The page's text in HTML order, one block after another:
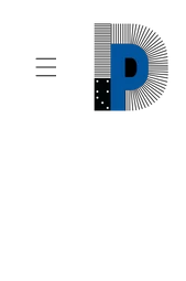
direttamente
ai contenuti